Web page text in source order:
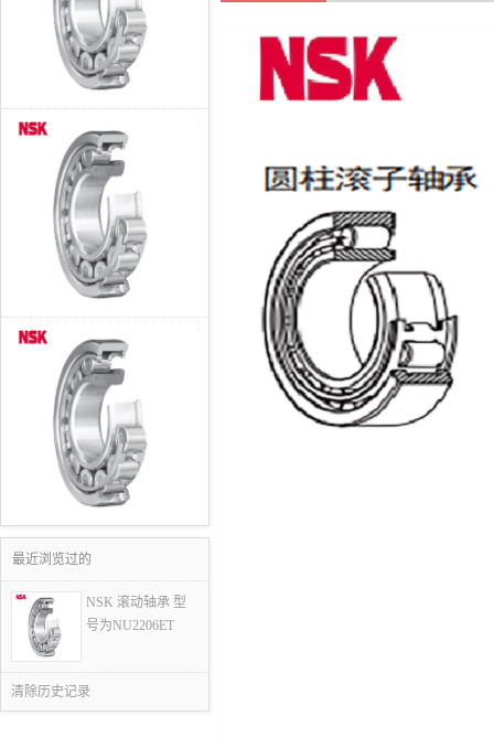
最近浏览过的
NSK 滚动轴承 型
号为NU2206ET
清除历史记录